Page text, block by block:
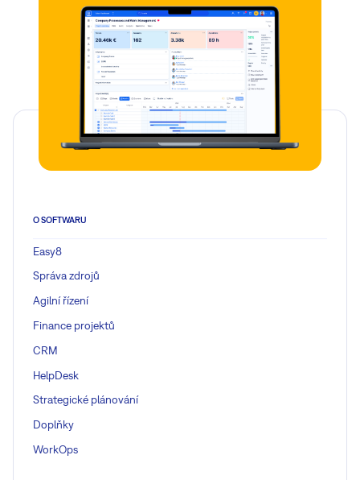
O SOFTWARU
Easy8
Správa zdrojů
Agilní řízení
Finance projektů
CRM
HelpDesk
Strategické plánování
Doplňky
WorkOps